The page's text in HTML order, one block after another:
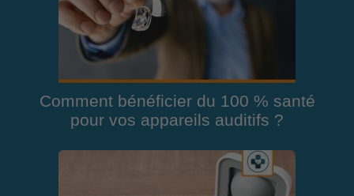
Comment bénéficier du 100 % santé
pour vos appareils auditifs ?